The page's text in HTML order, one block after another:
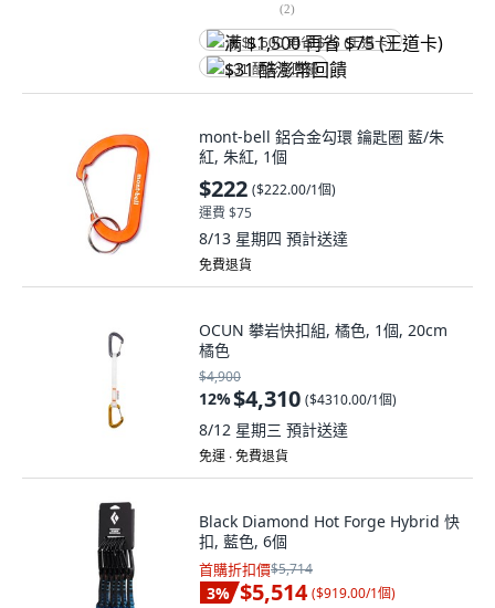
(2)
满 $1,500 再省 $75 (王道卡)
$31 酷澎幣回饋
mont-bell 鋁合金勾環 鑰匙圈 藍/朱
紅, 朱紅, 1個
$222 ($222.00/1個)
運費 $75
8/13 星期四 預計送達
免費退貨
OCUN 攀岩快扣組, 橘色, 1個, 20cm
橘色
$4,900
12%$4,310 ($4310.00/1個)
8/12 星期三 預計送達
免運 ∙ 免費退貨
Black Diamond Hot Forge Hybrid 快
扣, 藍色, 6個
首購折扣價$5,714
3% $5,514 ($919.00/1個)